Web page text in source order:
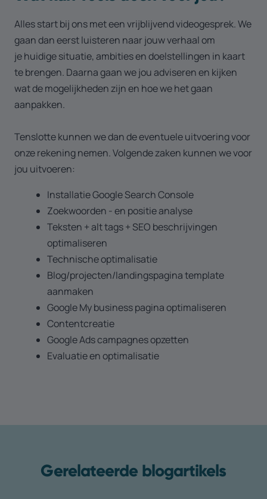
Alles start bij ons met een vrijblijvend videogesprek. We
gaan dan eerst luisteren naar jouw verhaal om
je huidige situatie, ambities en doelstellingen in kaart
te brengen. Daarna gaan we jou adviseren en kijken
wat de mogelijkheden zijn en hoe we het gaan
aanpakken.
Tenslotte kunnen we dan de eventuele uitvoering voor
onze rekening nemen. Volgende zaken kunnen we voor
jou uitvoeren:
Installatie Google Search Console
Zoekwoorden - en positie analyse
Teksten + alt tags + SEO beschrijvingen
optimaliseren
Technische optimalisatie
Blog/projecten/landingspagina template
aanmaken
Google My business pagina optimaliseren
Contentcreatie
Google Ads campagnes opzetten
Evaluatie en optimalisatie
Gerelateerde blogartikels